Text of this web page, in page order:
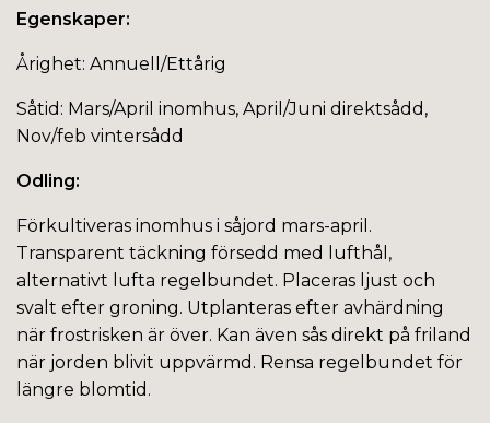
Egenskaper:
Årighet: Annuell/Ettårig
Såtid: Mars/April inomhus, April/Juni direktsådd,
Nov/feb vintersådd
Odling:
Förkultiveras inomhus i såjord mars-april.
Transparent täckning försedd med lufthål,
alternativt lufta regelbundet. Placeras ljust och
svalt efter groning. Utplanteras efter avhärdning
när frostrisken är över. Kan även sås direkt på friland
när jorden blivit uppvärmd. Rensa regelbundet för
längre blomtid.